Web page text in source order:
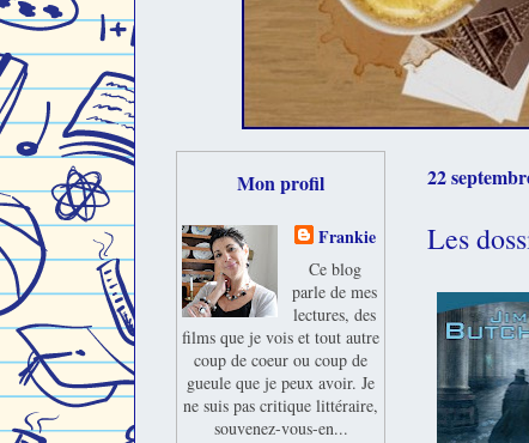
22
Les
Mon profil
Frankie
Ce blog
parle de mes
lectures, des
films que je vois et tout autre
coup de coeur ou coup de
gueule que je peux avoir. Je
ne suis pas critique littéraire,
souvenez-vous-en...